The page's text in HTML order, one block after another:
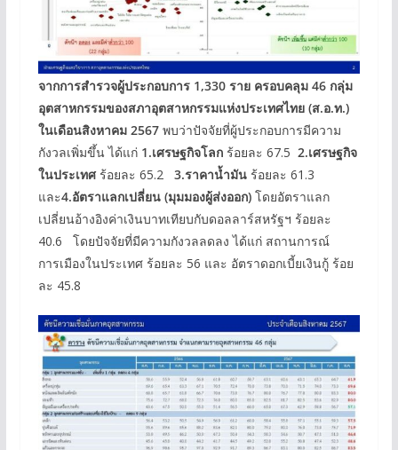
จากการสำรวจผู้ประกอบการ 1,330 ราย ครอบคลุม 46 กลุ่ม
อุตสาหกรรมของสภาอุตสาหกรรมแห่งประเทศไทย (ส.อ.ท.)
ในเดือนสิงหาคม 2567พบว่าปัจจัยที่ผู้ประกอบการมีความ
กังวลเพิ่มขึ้น ได้แก่ 1.เศรษฐกิจโลกร้อยละ 67.5 2.เศรษฐกิจ
ในประเทศ ร้อยละ 65.2 3.ราคาน้ำมัน ร้อยละ 61.3
และ4.อัตราแลกเปลี่ยน (มุมมองผู้ส่งออก)โดยอัตราแลก
เปลี่ยนอ้างอิงค่าเงินบาทเทียบกับดอลลาร์สหรัฐฯ ร้อยละ
40.6 โดยปัจจัยที่มีความกังวลลดลง ได้แก่ สถานการณ์
การเมืองในประเทศ ร้อยละ 56 และ อัตราดอกเบี้ยเงินกู้ ร้อย
ละ 45.8